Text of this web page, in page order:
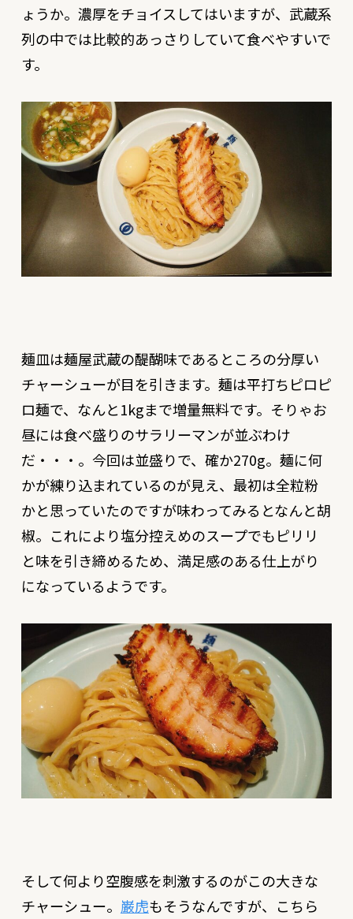
ょうか。濃厚をチョイスしてはいますが、武蔵系
列の中では比較的あっさりしていて食べやすいで
す。
麺皿は麺屋武蔵の醍醐味であるところの分厚い
チャーシューが目を引きます。麺は平打ちピロピ
ロ麺で、なんと1kgまで増量無料です。そりゃお
昼には食べ盛りのサラリーマンが並ぶわけ
だ・・・。今回は並盛りで、確か270g。麺に何
かが練り込まれているのが見え、最初は全粒粉
かと思っていたのですが味わってみるとなんと胡
椒。これにより塩分控えめのスープでもピリリ
と味を引き締めるため、満足感のある仕上がり
になっているようです。
そして何より空腹感を刺激するのがこの大きな
チャーシュー。 巌虎もそうなんですが、こちら